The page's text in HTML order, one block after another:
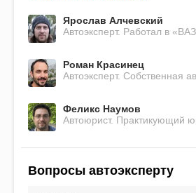
Ярослав Алчевский
Автоэксперт. Работал в
Роман Красинец
Автоэксперт. Собственная
Феликс Наумов
Автоюрист. Практикующий
Вопросы автоэксперту